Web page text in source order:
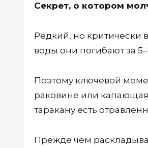
Секрет, о котором
Редкий, но критически
воды они погибают за
Поэтому ключевой
раковине или
таракану есть
Прежде чем